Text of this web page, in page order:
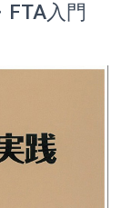
FTA入門